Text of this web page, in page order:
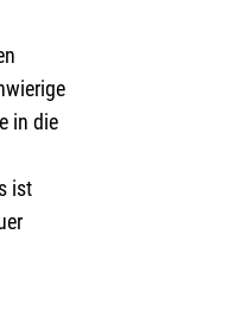
in die
ist